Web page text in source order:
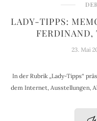
LADY-TIPPS:
FERDINAND,
23. Mai
In der Rubrik „Lady-Tipps“
dem Internet, Ausstellungen,